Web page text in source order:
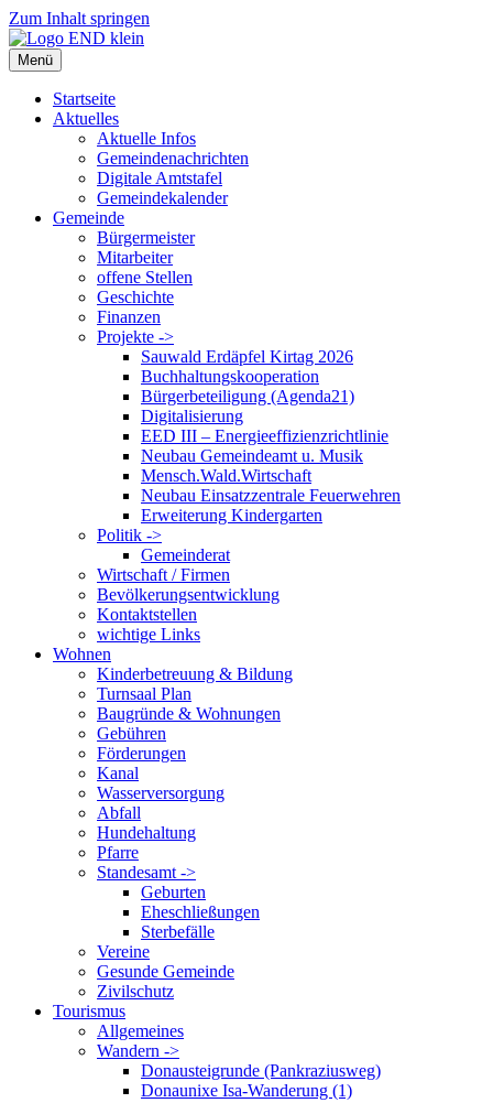
Zum Inhalt springen
Menü
Startseite
Aktuelles
Aktuelle Infos
Gemeindenachrichten
Digitale Amtstafel
Gemeindekalender
Gemeinde
Bürgermeister
Mitarbeiter
offene Stellen
Geschichte
Finanzen
Projekte ->
Sauwald Erdäpfel Kirtag 2026
Buchhaltungskooperation
Bürgerbeteiligung (Agenda21)
Digitalisierung
EED III – Energieeffizienzrichtlinie
Neubau Gemeindeamt u. Musik
Mensch.Wald.Wirtschaft
Neubau Einsatzzentrale Feuerwehren
Erweiterung Kindergarten
Politik ->
Gemeinderat
Wirtschaft / Firmen
Bevölkerungsentwicklung
Kontaktstellen
wichtige Links
Wohnen
Kinderbetreuung & Bildung
Turnsaal Plan
Baugründe & Wohnungen
Gebühren
Förderungen
Kanal
Wasserversorgung
Abfall
Hundehaltung
Pfarre
Standesamt ->
Geburten
Eheschließungen
Sterbefälle
Vereine
Gesunde Gemeinde
Zivilschutz
Tourismus
Allgemeines
Wandern ->
Donausteigrunde (Pankraziusweg)
Donaunixe Isa-Wanderung (1)